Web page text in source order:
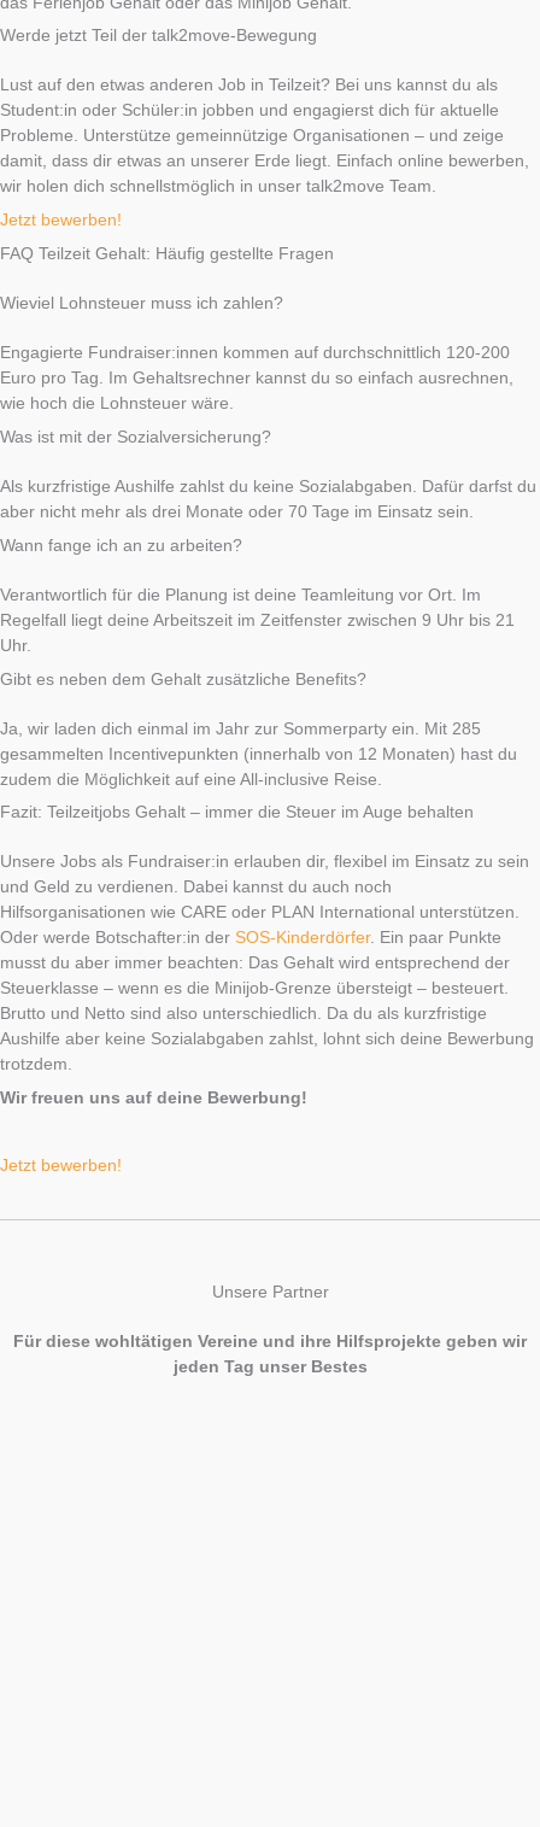
Werde jetzt Teil der talk2move-Bewegung
Lust auf den etwas anderen Job in Teilzeit? Bei uns kannst du als
Student:in oder Schüler:in jobben und engagierst dich für aktuelle
Probleme. Unterstütze gemeinnützige Organisationen – und zeige
damit, dass dir etwas an unserer Erde liegt. Einfach online bewerben,
wir holen dich schnellstmöglich in unser talk2move Team.
Jetzt bewerben!
FAQ Teilzeit Gehalt: Häufig gestellte Fragen
Wieviel Lohnsteuer muss ich zahlen?
Engagierte Fundraiser:innen kommen auf durchschnittlich 120-200
Euro pro Tag. Im Gehaltsrechner kannst du so einfach ausrechnen,
wie hoch die Lohnsteuer wäre.
Was ist mit der Sozialversicherung?
Als kurzfristige Aushilfe zahlst du keine Sozialabgaben. Dafür darfst du
aber nicht mehr als drei Monate oder 70 Tage im Einsatz sein.
Wann fange ich an zu arbeiten?
Verantwortlich für die Planung ist deine Teamleitung vor Ort. Im
Regelfall liegt deine Arbeitszeit im Zeitfenster zwischen 9 Uhr bis 21
Uhr.
Gibt es neben dem Gehalt zusätzliche Benefits?
Ja, wir laden dich einmal im Jahr zur Sommerparty ein. Mit 285
gesammelten Incentivepunkten (innerhalb von 12 Monaten) hast du
zudem die Möglichkeit auf eine All-inclusive Reise.
Fazit: Teilzeitjobs Gehalt – immer die Steuer im Auge behalten
Unsere Jobs als Fundraiser:in erlauben dir, flexibel im Einsatz zu sein
und Geld zu verdienen. Dabei kannst du auch noch
Hilfsorganisationen wie CARE oder PLAN International unterstützen.
Oder werde Botschafter:in der SOS-Kinderdörfer. Ein paar Punkte
musst du aber immer beachten: Das Gehalt wird entsprechend der
Steuerklasse – wenn es die Minijob-Grenze übersteigt – besteuert.
Brutto und Netto sind also unterschiedlich. Da du als kurzfristige
Aushilfe aber keine Sozialabgaben zahlst, lohnt sich deine Bewerbung
trotzdem.
Wir freuen uns auf deine Bewerbung!
Jetzt bewerben!
Unsere Partner
Für diese wohltätigen Vereine und ihre Hilfsprojekte geben wir
jeden Tag unser Bestes